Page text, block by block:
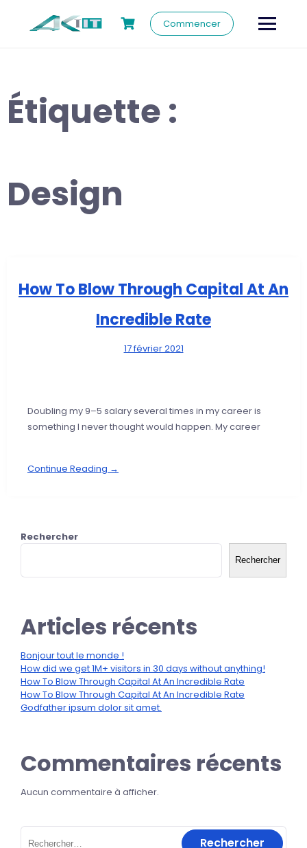
Commencer
Étiquette :
Design
How To Blow Through Capital At An
Incredible Rate
17 février 2021
Doubling my 9–5 salary several times in my career is
something I never thought would happen. My career
Continue Reading →
Rechercher
Rechercher
Articles récents
Bonjour tout le monde !
How did we get 1M+ visitors in 30 days without anything!
How To Blow Through Capital At An Incredible Rate
How To Blow Through Capital At An Incredible Rate
Godfather ipsum dolor sit amet.
Commentaires récents
Aucun commentaire à afficher.